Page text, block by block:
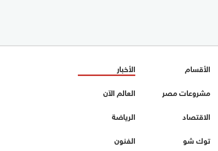
الأقسام
الأخبار
مشروعات مصر
العالم الآن
الاقتصاد
الرياضة
توك شو
الفنون